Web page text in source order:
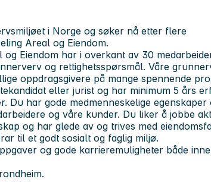
i Norge og søker nå etter flere
Areal og Eiendom.
Eiendom har i overkant av 30
og rettighetsspørsmål. Våre
oppdragsgivere på mange spennende
eller jurist og har minimum 5 års
Du har gode medmenneskelige egenskaper
og våre kunder. Du liker å jobbe
og har glede av og trives med
til et godt sosialt og faglig miljø.
og gode karrieremuligheter både